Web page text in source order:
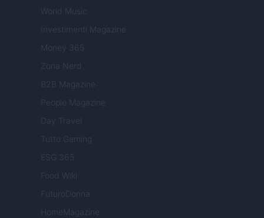
World Music
Investimenti Magazine
Money 365
Zona Nerd
B2B Magazine
People Magazine
Day Travel
Tutto Gaming
ESG 365
Food Wiki
FuturoDonna
HomeMagazine